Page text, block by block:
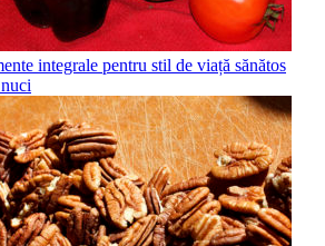
integrale pentru stil de viață sănătos